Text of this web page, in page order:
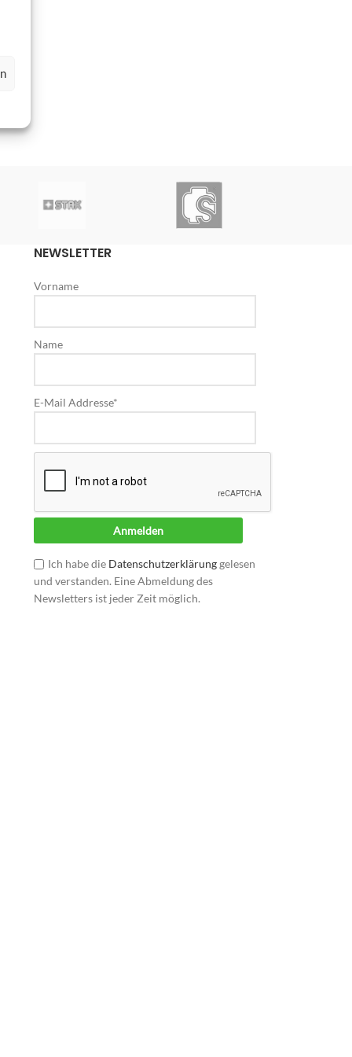
NEWSLETTER
Vorname
Name
E-Mail Addresse*
Ich habe die Datenschutzerklärunggelesen
und verstanden. Eine Abmeldung des
Newsletters ist jeder Zeit möglich.